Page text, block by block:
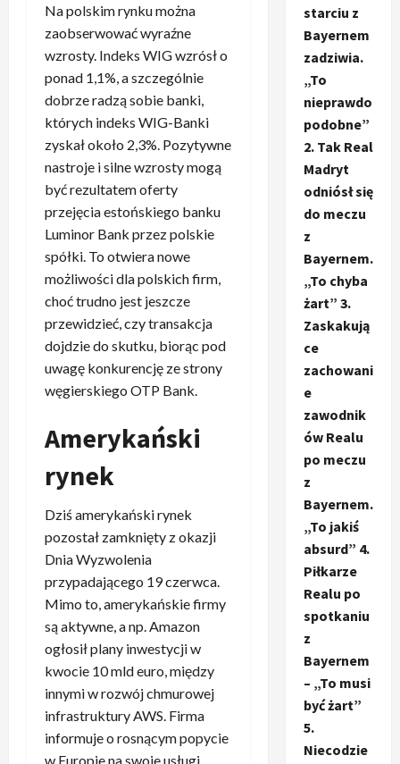
Na polskim rynku można
zaobserwować wyraźne
wzrosty. Indeks WIG wzrósł o
ponad 1,1%, a szczególnie
dobrze radzą sobie banki,
których indeks WIG-Banki
zyskał około 2,3%. Pozytywne
nastroje i silne wzrosty mogą
być rezultatem oferty
przejęcia estońskiego banku
Luminor Bank przez polskie
spółki. To otwiera nowe
możliwości dla polskich firm,
choć trudno jest jeszcze
przewidzieć, czy transakcja
dojdzie do skutku, biorąc pod
uwagę konkurencję ze strony
węgierskiego OTP Bank.
Amerykański
rynek
Dziś amerykański rynek
pozostał zamknięty z okazji
Dnia Wyzwolenia
przypadającego 19 czerwca.
Mimo to, amerykańskie firmy
są aktywne, a np. Amazon
ogłosił plany inwestycji w
kwocie 10 mld euro, między
innymi w rozwój chmurowej
infrastruktury AWS. Firma
informuje o rosnącym popycie
w Europie na swoje usługi,
starciu z
Bayernem
zadziwia.
„To
nieprawdo
podobne”
2. Tak Real
Madryt
odniósł się
do meczu
z
Bayernem.
„To chyba
żart” 3.
Zaskakują
ce
zachowani
e
zawodnik
ów Realu
po meczu
z
Bayernem.
„To jakiś
absurd” 4.
Piłkarze
Realu po
spotkaniu
z
Bayernem
– „To musi
być żart”
5.
Niecodzie